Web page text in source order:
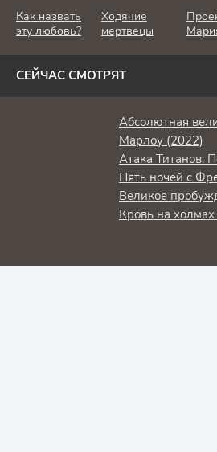
Как назвать
эту любовь?
Ходячие
мертвецы
СЕЙЧАС СМОТРЯТ
Абсолютная
Марлоу (2022)
Атака Титанов:
Пять ночей с
Великое
Кровь на